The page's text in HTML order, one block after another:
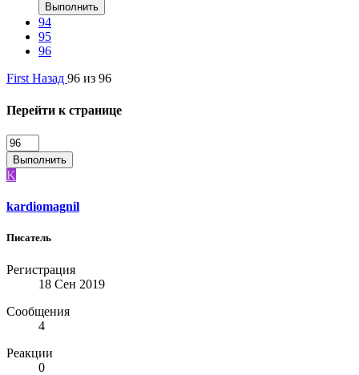
Выполнить
94
95
96
First Назад 96 из 96
Перейти к странице
Выполнить
K
kardiomagnil
Писатель
Регистрация
18 Сен 2019
Сообщения
4
Реакции
0